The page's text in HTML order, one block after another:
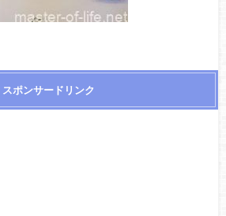
スポンサードリンク